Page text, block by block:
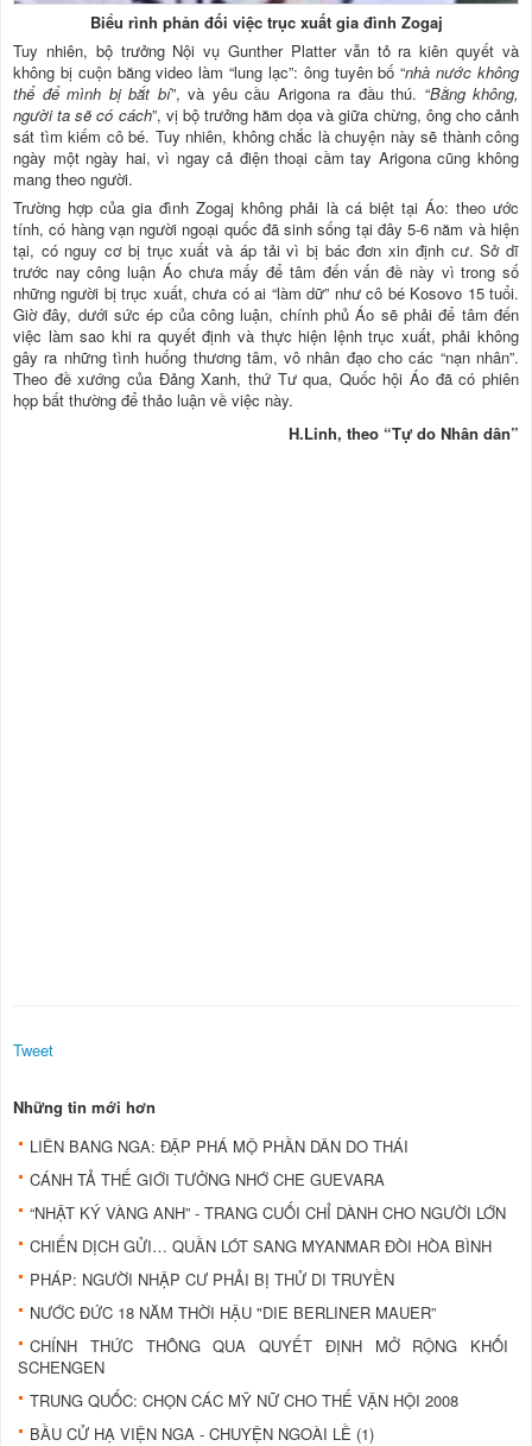
Biểu rình phản đối việc trục xuất gia đình Zogaj
Tuy nhiên, bộ trưởng Nội vụ Gunther Platter vẫn tỏ ra kiên quyết và
không bị cuộn băng video làm “lung lạc”: ông tuyên bố “nhà nước không
thể để mình bị bắt bí”, và yêu cầu Arigona ra đầu thú. “Bằng không,
người ta sẽ có cách”, vị bộ trưởng hăm dọa và giữa chừng, ông cho cảnh
sát tìm kiếm cô bé. Tuy nhiên, không chắc là chuyện này sẽ thành công
ngày một ngày hai, vì ngay cả điện thoại cầm tay Arigona cũng không
mang theo người.
Trường hợp của gia đình Zogaj không phải là cá biệt tại Áo: theo ước
tính, có hàng vạn người ngoại quốc đã sinh sống tại đây 5-6 năm và hiện
tại, có nguy cơ bị trục xuất và áp tải vì bị bác đơn xin định cư. Sở dĩ
trước nay công luận Áo chưa mấy để tâm đến vấn đề này vì trong số
những người bị trục xuất, chưa có ai “làm dữ” như cô bé Kosovo 15 tuổi.
Giờ đây, dưới sức ép của công luận, chính phủ Áo sẽ phải để tâm đến
việc làm sao khi ra quyết định và thực hiện lệnh trục xuất, phải không
gây ra những tình huống thương tâm, vô nhân đạo cho các “nạn nhân”.
Theo đề xướng của Đảng Xanh, thứ Tư qua, Quốc hội Áo đã có phiên
họp bất thường để thảo luận về việc này.
H.Linh, theo “Tự do Nhân dân”
Tweet
Những tin mới hơn
LIÊN BANG NGA: ĐẬP PHÁ MỘ PHẦN DÂN DO THÁI
CÁNH TẢ THẾ GIỚI TƯỞNG NHỚ CHE GUEVARA
“NHẬT KÝ VÀNG ANH” - TRANG CUỐI CHỈ DÀNH CHO NGƯỜI LỚN
CHIẾN DỊCH GỬI… QUẦN LÓT SANG MYANMAR ĐÒI HÒA BÌNH
PHÁP: NGƯỜI NHẬP CƯ PHẢI BỊ THỬ DI TRUYỀN
NƯỚC ĐỨC 18 NĂM THỜI HẬU "DIE BERLINER MAUER”
CHÍNH THỨC THÔNG QUA QUYẾT ĐỊNH MỞ RỘNG KHỐI
SCHENGEN
TRUNG QUỐC: CHỌN CÁC MỸ NỮ CHO THẾ VẬN HỘI 2008
BẦU CỬ HẠ VIỆN NGA - CHUYỆN NGOÀI LỀ (1)